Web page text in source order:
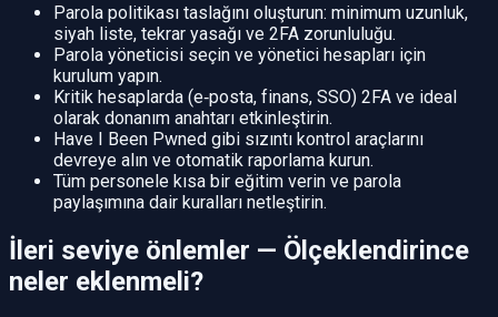
Parola politikası taslağını oluşturun: minimum uzunluk,
siyah liste, tekrar yasağı ve 2FA zorunluluğu.
Parola yöneticisi seçin ve yönetici hesapları için
kurulum yapın.
Kritik hesaplarda (e‑posta, finans, SSO) 2FA ve ideal
olarak donanım anahtarı etkinleştirin.
Have I Been Pwned gibi sızıntı kontrol araçlarını
devreye alın ve otomatik raporlama kurun.
Tüm personele kısa bir eğitim verin ve parola
paylaşımına dair kuralları netleştirin.
İleri seviye önlemler — Ölçeklendirince
neler eklenmeli?